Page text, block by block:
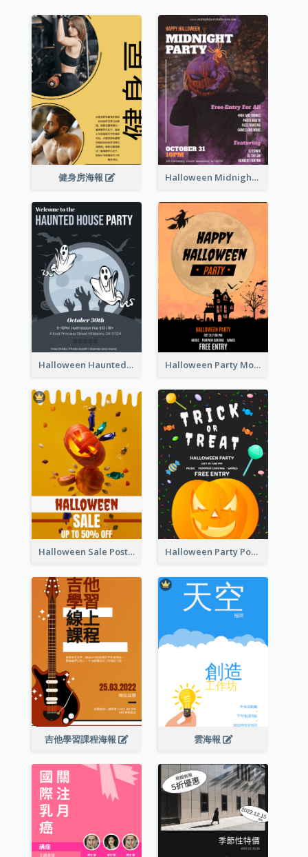
健身房海報 Halloween Midnight Party Poster
Halloween Haunted House Party Poster Halloween Party Moon Photo Poster
Halloween Sale Poster Halloween Party Poster
吉他學習課程海報 雲海報